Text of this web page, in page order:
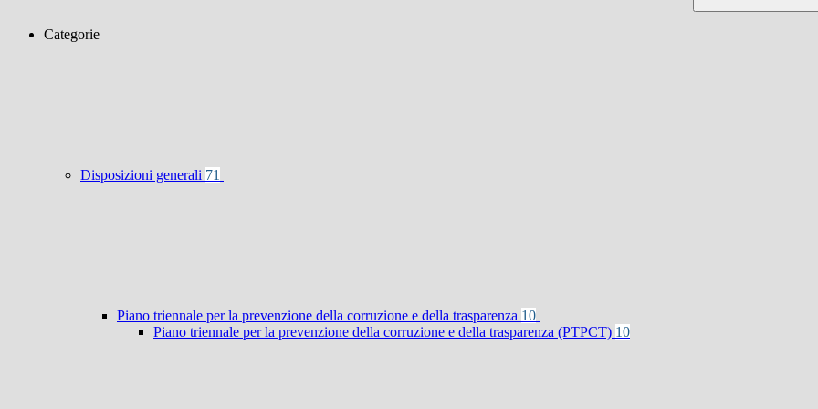
Categorie
Disposizioni generali 71
Piano triennale per la prevenzione della corruzione e della trasparenza 10
Piano triennale per la prevenzione della corruzione e della trasparenza (PTPCT) 10